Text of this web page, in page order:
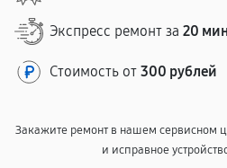
Экспресс ремонт за 20
Стоимость от 300 рублей
Закажите ремонт в нашем сервисном
и исправное